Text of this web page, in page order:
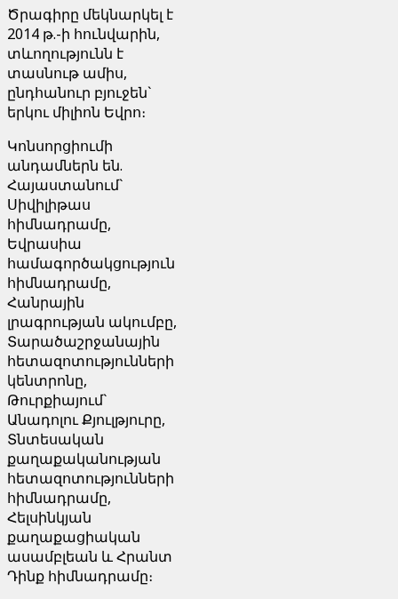
Ծրագիրը մեկնարկել է
2014 թ.-ի հունվարին,
տևողությունն է
տասնութ ամիս,
ընդհանուր բյուջեն`
երկու միլիոն Եվրո։
Կոնսորցիումի
անդամներն են.
Հայաստանում`
Սիվիլիթաս
հիմնադրամը,
Եվրասիա
համագործակցություն
հիմնադրամը,
Հանրային
լրագրության ակումբը,
Տարածաշրջանային
հետազոտությունների
կենտրոնը,
Թուրքիայում`
Անադոլու Քյուլթյուրը,
Տնտեսական
քաղաքականության
հետազոտությունների
հիմնադրամը,
Հելսինկյան
քաղաքացիական
ասամբլեան և Հրանտ
Դինք հիմնադրամը։